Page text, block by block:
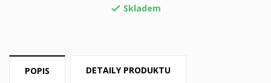
 Skladem
POPIS DETAILY PRODUKTU
Vytvořit nový seznam